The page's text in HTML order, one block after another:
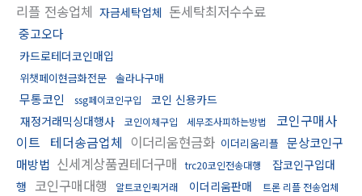
리플 전송업체 자금세탁업체 돈세탁최저수수료
중고오다
카드로테더코인매입
위챗페이현금화전문 솔라나구매
무통코인 ssg페이코인구입
코인 신용카드
재정거래믹싱대행사
코인이체구입 세무조사피하는방법
코인구매사
이트 테더송금업체 이더리움현금화 이더리움리플 문상코인구
매방법 신세계상품권테더구매 trc20코인전송대행
잡코인구입대
행 코인구매대행 알트코인퀵거래 이더리움판매 트론 리플 전송업체